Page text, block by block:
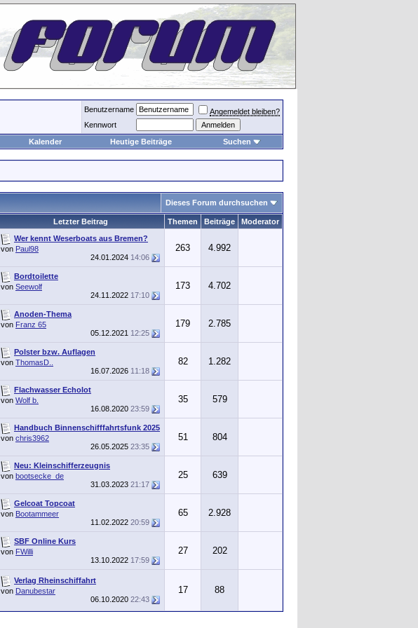
Benutzername
Angemeldet bleiben?
Kennwort
Kalender Heutige Beiträge Suchen
Dieses Forum durchsuchen
Letzter Beitrag Themen Beiträge Moderator
Wer kennt Weserboats aus Bremen?
von Paul98
24.01.2024 14:06
263 4.992
Bordtoilette
von Seewolf
24.11.2022 17:10
173 4.702
Anoden-Thema
von Franz 65
05.12.2021 12:25
179 2.785
Polster bzw. Auflagen
von ThomasD..
16.07.2026 11:18
82 1.282
Flachwasser Echolot
von Wolf b.
16.08.2020 23:59
35 579
Handbuch Binnenschifffahrtsfunk 2025
von chris3962
26.05.2025 23:35
51 804
Neu: Kleinschifferzeugnis
von bootsecke_de
31.03.2023 21:17
25 639
Gelcoat Topcoat
von Bootammeer
11.02.2022 20:59
65 2.928
SBF Online Kurs
von FWilli
13.10.2022 17:59
27 202
Verlag Rheinschiffahrt
von Danubestar
06.10.2020 22:43
17 88